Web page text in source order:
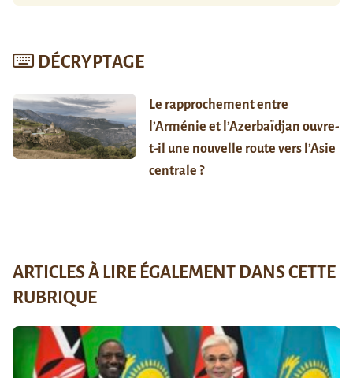
DÉCRYPTAGE
Le rapprochement entre
l’Arménie et l’Azerbaïdjan ouvre-
t-il une nouvelle route vers l’Asie
centrale ?
ARTICLES À LIRE ÉGALEMENT DANS CETTE
RUBRIQUE